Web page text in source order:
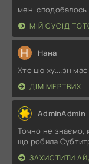
мені сподобалось
МІЙ СУСІД
Н Нана
Хто цю ху....знімає
ДІМ МЕРТВИХ
AdminAdmin
Точно не знаємо,
що робила
ЗАХИСТИТИ